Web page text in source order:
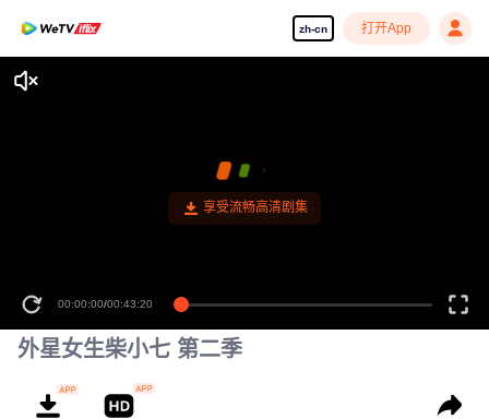
zh-cn 打开App
享受流畅高清剧集
00:00:00/00:43:20
外星女生柴小七 第二季